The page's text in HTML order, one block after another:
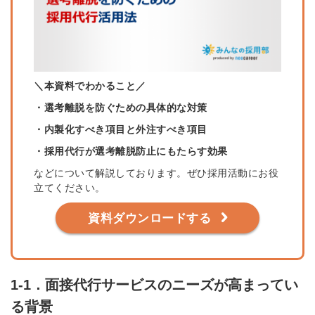
＼本資料でわかること／
・選考離脱を防ぐための具体的な対策
・内製化すべき項目と外注すべき項目
・採用代行が選考離脱防止にもたらす効果
などについて解説しております。ぜひ採用活動にお役
立てください。
資料ダウンロードする
1-1．面接代行サービスのニーズが高まってい
る背景